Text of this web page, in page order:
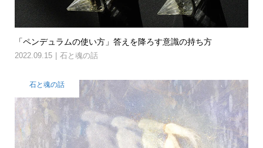
「ペンデュラムの使い方」答えを降ろす意識の持ち方
2022.09.15 石と魂の話
石と魂の話